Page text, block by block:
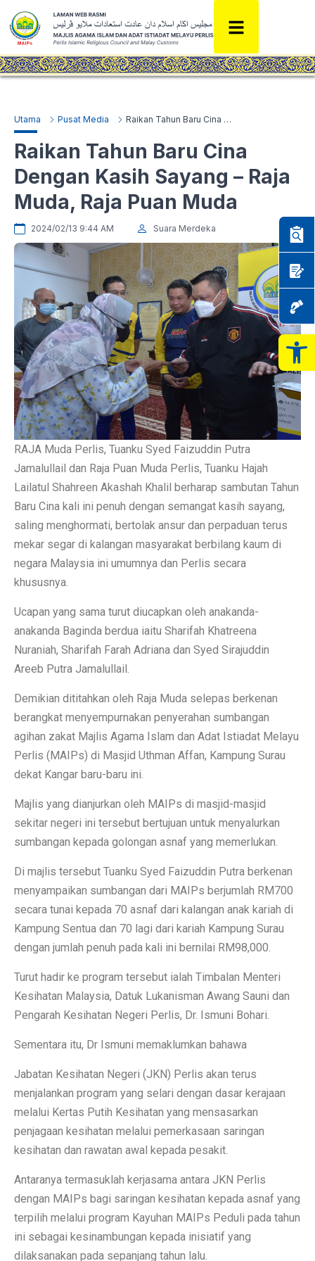
Utama Pusat Media Raikan Tahun Baru Cina Dengan Kasih Sayang – Raja Muda, Raja Puan Muda
Raikan Tahun Baru Cina
Dengan Kasih Sayang – Raja
Muda, Raja Puan Muda
2024/02/13 9:44 AM Suara Merdeka
RAJA Muda Perlis, Tuanku Syed Faizuddin Putra
Jamalullail dan Raja Puan Muda Perlis, Tuanku Hajah
Lailatul Shahreen Akashah Khalil berharap sambutan Tahun
Baru Cina kali ini penuh dengan semangat kasih sayang,
saling menghormati, bertolak ansur dan perpaduan terus
mekar segar di kalangan masyarakat berbilang kaum di
negara Malaysia ini umumnya dan Perlis secara
khususnya.
Ucapan yang sama turut diucapkan oleh anakanda-
anakanda Baginda berdua iaitu Sharifah Khatreena
Nuraniah, Sharifah Farah Adriana dan Syed Sirajuddin
Areeb Putra Jamalullail.
Demikian dititahkan oleh Raja Muda selepas berkenan
berangkat menyempurnakan penyerahan sumbangan
agihan zakat Majlis Agama Islam dan Adat Istiadat Melayu
Perlis (MAIPs) di Masjid Uthman Affan, Kampung Surau
dekat Kangar baru-baru ini.
Majlis yang dianjurkan oleh MAIPs di masjid-masjid
sekitar negeri ini tersebut bertujuan untuk menyalurkan
sumbangan kepada golongan asnaf yang memerlukan.
Di majlis tersebut Tuanku Syed Faizuddin Putra berkenan
menyampaikan sumbangan dari MAIPs berjumlah RM700
secara tunai kepada 70 asnaf dari kalangan anak kariah di
Kampung Sentua dan 70 lagi dari kariah Kampung Surau
dengan jumlah penuh pada kali ini bernilai RM98,000.
Turut hadir ke program tersebut ialah Timbalan Menteri
Kesihatan Malaysia, Datuk Lukanisman Awang Sauni dan
Pengarah Kesihatan Negeri Perlis, Dr. Ismuni Bohari.
Sementara itu, Dr Ismuni memaklumkan bahawa
Jabatan Kesihatan Negeri (JKN) Perlis akan terus
menjalankan program yang selari dengan dasar kerajaan
melalui Kertas Putih Kesihatan yang mensasarkan
penjagaan kesihatan melalui pemerkasaan saringan
kesihatan dan rawatan awal kepada pesakit.
Antaranya termasuklah kerjasama antara JKN Perlis
dengan MAIPs bagi saringan kesihatan kepada asnaf yang
terpilih melalui program Kayuhan MAIPs Peduli pada tahun
ini sebagai kesinambungan kepada inisiatif yang
dilaksanakan pada sepanjang tahun lalu.